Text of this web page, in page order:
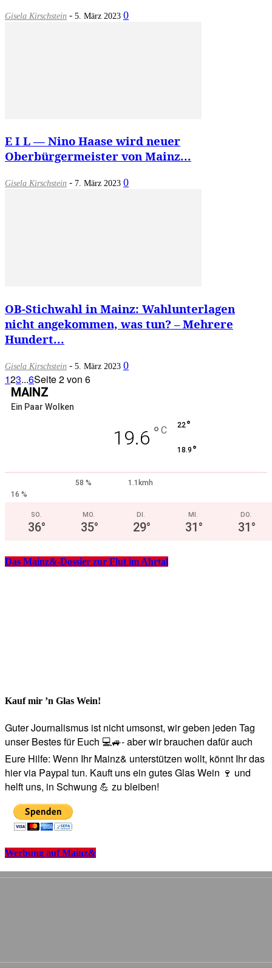
Gisela Kirschstein - 5. März 2023 0
E I L — Nino Haase wird neuer
Oberbürgermeister von Mainz...
Gisela Kirschstein - 7. März 2023 0
OB-Stichwahl in Mainz: Wahlunterlagen
nicht angekommen, was tun? – Mehrere
Hundert...
Gisela Kirschstein - 5. März 2023 0
123...6Seite 2 von 6
MAINZ
Ein Paar Wolken
19.6 ° C 22°
18.9 °
58 %
1.1kmh
16 %
SO.
36°
MO.
35°
DI.
29°
MI.
31°
DO.
31°
Das Mainz&-Dossier zur Flut im Ahrtal
Kauf mir ’n Glas Wein!
Guter Journalismus ist nicht umsonst, wir geben jeden Tag
unser Bestes für Euch 💻🚙- aber wir brauchen dafür auch
Eure Hilfe: Wenn Ihr Mainz& unterstützen wollt, könnt Ihr das
hier via Paypal tun. Kauft uns ein gutes Glas Wein 🍷 und
helft uns, in Schwung 💪 zu bleiben!
Werbung auf Mainz&